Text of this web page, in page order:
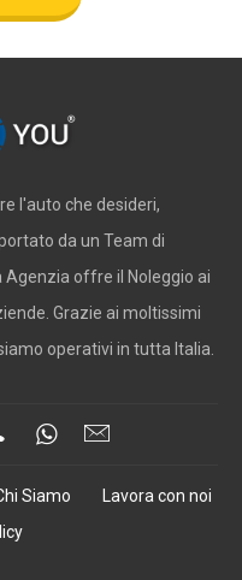
l'auto che desideri,
da un Team di
offre il Noleggio ai
Grazie ai moltissimi
operativi in tutta Italia.
Siamo
Lavora con noi